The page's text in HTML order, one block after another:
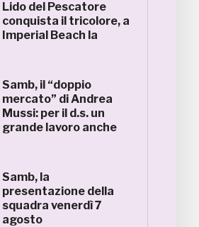
Lido del Pescatore
conquista il tricolore, a
Imperial Beach la
Samb, il “doppio
mercato” di Andrea
Mussi: per il d.s. un
grande lavoro anche
Samb, la
presentazione della
squadra venerdì 7
agosto